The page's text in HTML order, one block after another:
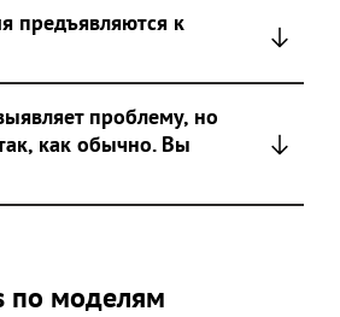
предъявляются к
проблему, но
как обычно. Вы
по моделям